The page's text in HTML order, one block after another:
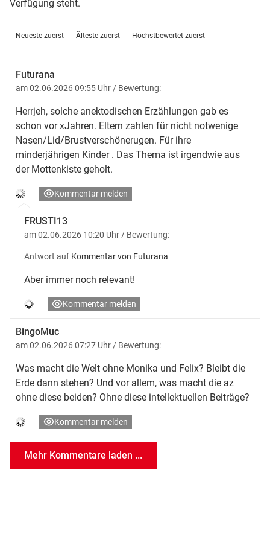
Verfügung steht.
Neueste zuerst Älteste zuerst Höchstbewertet zuerst
Futurana
am 02.06.2026 09:55 Uhr / Bewertung:
Herrjeh, solche anektodischen Erzählungen gab es
schon vor xJahren. Eltern zahlen für nicht notwenige
Nasen/Lid/Brustverschönerugen. Für ihre
minderjährigen Kinder . Das Thema ist irgendwie aus
der Mottenkiste geholt.
Kommentar melden
FRUSTI13
am 02.06.2026 10:20 Uhr / Bewertung:
Antwort auf Kommentar von Futurana
Aber immer noch relevant!
Kommentar melden
BingoMuc
am 02.06.2026 07:27 Uhr / Bewertung:
Was macht die Welt ohne Monika und Felix? Bleibt die
Erde dann stehen? Und vor allem, was macht die az
ohne diese beiden? Ohne diese intellektuellen Beiträge?
Kommentar melden
Mehr Kommentare laden ...